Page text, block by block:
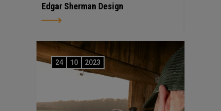
Edgar Sherman Design
24 10 2023